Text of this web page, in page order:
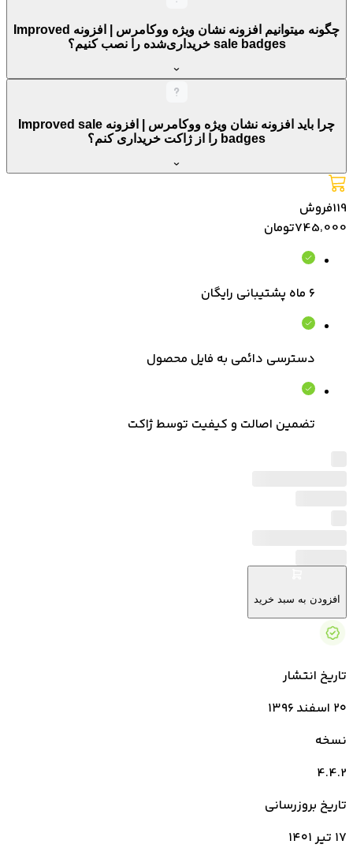
چگونه میتوانیم افزونه نشان ویژه ووکامرس | افزونه Improved
sale badges خریداری‌شده را نصب کنیم؟
چرا باید افزونه نشان ویژه ووکامرس | افزونه Improved sale
badges را از ژاکت خریداری کنم؟
119فروش
745٬000تومان
۶ ماه پشتیبانی رایگان
دسترسی دائمی به فایل محصول
تضمین اصالت و کیفیت توسط ژاکت
افزودن به سبد خرید
تاریخ انتشار
۲۰ اسفند ۱۳۹۶
نسخه
4.4.2
تاریخ بروزرسانی
۱۷ تیر ۱۴۰۱